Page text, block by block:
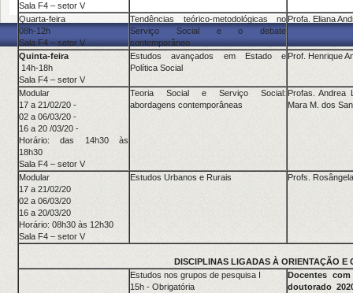
Sala F4 – setor V
Quarta-feira
08h-12h
Sala F4 – setor V
Tendências teórico-metodológicas no
Serviço Social e o debate
contemporâneo
Profa. Eliana
Quinta-feira
14h-18h
Sala F4 – setor V
Estudos avançados em Estado e
Política Social
Prof. Henrique
Modular
17 a 21/02/20 -
02 a 06/03/20 -
16 a 20 /03/20 -
Horário: das 14h30 às
18h30
Sala F4 – setor V
Teoria Social e Serviço Social:
abordagens contemporâneas
Profas. Andrea
Mara M. dos
Modular
17 a 21/02/20
02 a 06/03/20
16 a 20/03/20
Horário: 08h30 às 12h30
Sala F4 – setor V
Estudos Urbanos e Rurais Profs.
DISCIPLINAS LIGADAS À ORIENTAÇÃO E
Estudos nos grupos de pesquisa I
15h - Obrigatória
Docentes
doutorado